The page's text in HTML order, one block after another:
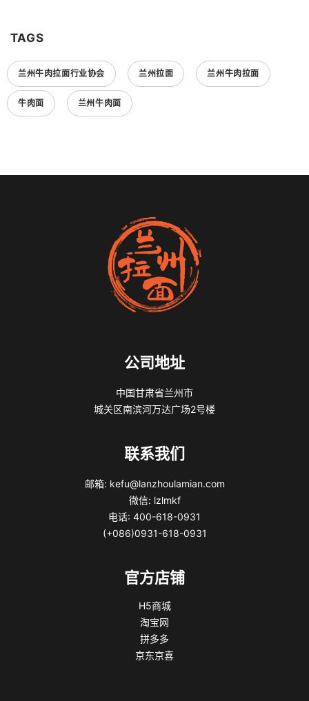
TAGS
兰州牛肉拉面行业协会 兰州拉面 兰州牛肉拉面
牛肉面 兰州牛肉面
公司地址
中国甘肃省兰州市
城关区南滨河万达广场2号楼
联系我们
邮箱: kefu@lanzhoulamian.com
微信: lzlmkf
电话: 400-618-0931
(+086)0931-618-0931
官方店铺
H5商城
淘宝网
拼多多
京东京喜